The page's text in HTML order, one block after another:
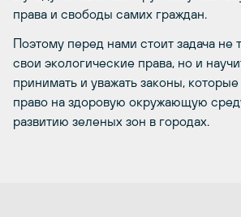
права и свободы самих граждан.
Поэтому перед нами стоит задача не
свои экологические права, но и
принимать и уважать законы,
право на здоровую окружающую
развитию зеленых зон в городах.